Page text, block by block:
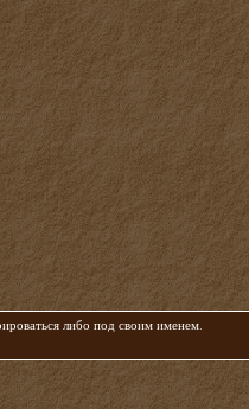
либо под своим именем